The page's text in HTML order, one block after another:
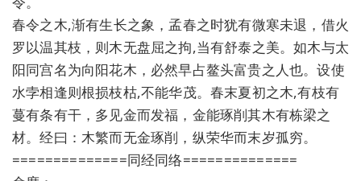
春令之木,渐有生长之象，孟春之时犹有微寒未退，借火
罗以温其枝，则木无盘屈之拘,当有舒泰之美。如木与太
阳同宫名为向阳花木，必然早占鳌头富贵之人也。设使
水孛相逢则根损枝枯,不能华茂。春末夏初之木,有枝有
蔓有条有干，多见金而发福，金能琢削其木有栋梁之
材。经曰：木繁而无金琢削，纵荣华而末岁孤穷。
==============同经同络==============